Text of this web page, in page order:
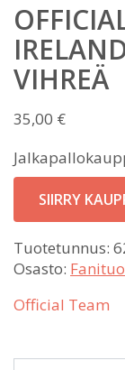
VIHREÄ
35,00 €
SIIRRY
Tuotetunnus:
Osasto:
Official Team